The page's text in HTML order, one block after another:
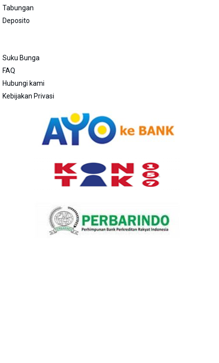
Tabungan
Deposito
Suku Bunga
FAQ
Hubungi kami
Kebijakan Privasi